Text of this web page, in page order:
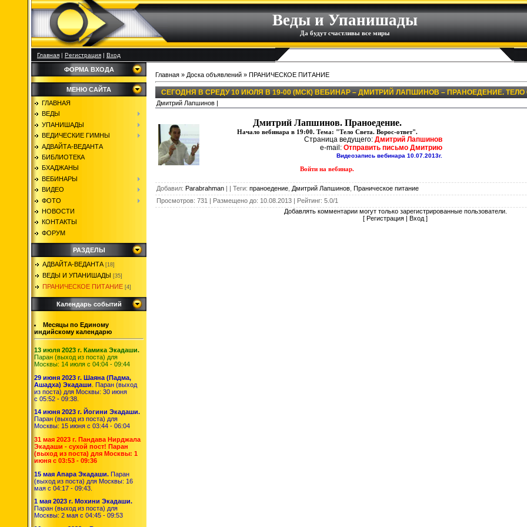
Веды и Упанишады
Да будут счастливы все миры
Главная|Регистрация|Вход
ФОРМА ВХОДА
МЕНЮ САЙТА
ГЛАВНАЯ
ВЕДЫ
УПАНИШАДЫ
ВЕДИЧЕСКИЕ ГИМНЫ
АДВАЙТА-ВЕДАНТА
БИБЛИОТЕКА
БХАДЖАНЫ
ВЕБИНАРЫ
ВИДЕО
ФОТО
НОВОСТИ
КОНТАКТЫ
ФОРУМ
РАЗДЕЛЫ
АДВАЙТА-ВЕДАНТА [18]
ВЕДЫ И УПАНИШАДЫ [35]
ПРАНИЧЕСКОЕ ПИТАНИЕ [4]
Календарь событий
Месяцы по Единому
индийскому календарю
13 июля 2023 г. Камика Экадаши.
Паран (выход из поста) для
Москвы: 14 июля с 04:04 - 09:44
29 июня 2023 г. Шаяна (Падма,
Ашадха) Экадаши . Паран (выход
из поста) для Москвы: 30 июня
с 05:52 - 09:38.
14 июня 2023 г. Йогини Экадаши.
Паран (выход из поста) для
Москвы: 15 июня с 03:44 - 06:04
31 мая 2023 г. Пандава Нирджала
Экадаши - сухой пост! Паран
(выход из поста) для Москвы: 1
июня с 03:53 - 09:36
15 мая Апара Экадаши. Паран
(выход из поста) для Москвы: 16
мая с 04:17 - 09:43.
1 мая 2023 г. Мохини Экадаши.
Паран (выход из поста) для
Москвы: 2 мая с 04:45 - 09:53
Главная » Доска объявлений » ПРАНИЧЕСКОЕ ПИТАНИЕ
СЕГОДНЯ В СРЕДУ 10 ИЮЛЯ В 19-00 (МСК) ВЕБИНАР – ДМИТРИЙ ЛАПШИНОВ – ПРАНОЕДЕНИЕ. ТЕЛО
Дмитрий Лапшинов |
Дмитрий Лапшинов. Праноедение.
Начало вебинара в 19:00. Тема: "Тело Света. Ворос-ответ".
Страница ведущего: Дмитрий Лапшинов
e-mail: Отправить письмо Дмитрию
Видеозапись вебинара 10.07.2013г.
Войти на вебинар.
Добавил: Parabrahman | | Теги: праноедение Дмитрий Лапшинов Праническое питание
Просмотров: 731 | Размещено до: 10.08.2013 | Рейтинг: 5.0/1
Добавлять комментарии могут только зарегистрированные пользователи.
[ Регистрация | Вход ]